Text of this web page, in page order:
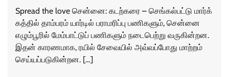
Spread the love சென்னை: கடற்கரை – செங்​கல்பட்டு மார்க்​
கத்​தில் தாம்​பரம் யார்டில் பராமரிப்பு பணிகளும், சென்னை
எழும்​பூரில் மேம்​பாட்டுப் பணிகளும் நடைபெற்று வருகின்றன.
இதன் காரண​மாக, ரயில் சேவை​யில் அவ்வப்​போது மாற்றம்
செய்​யப்​படு​கின்றன. […]